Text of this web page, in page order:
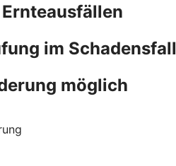
im Schadensfall
möglich